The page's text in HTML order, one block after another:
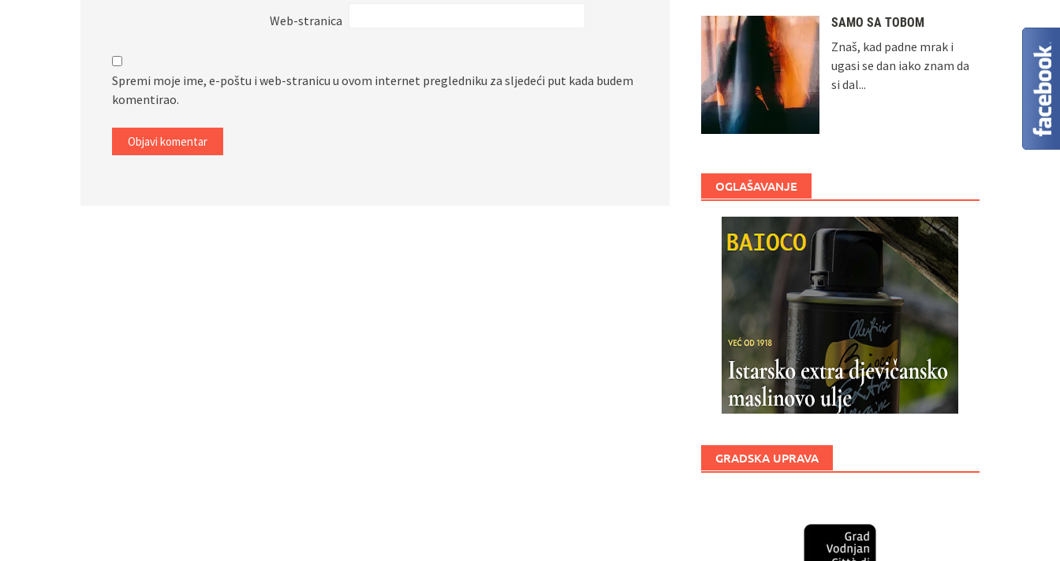
Web-stranica
Spremi moje ime, e-poštu i web-stranicu u ovom internet pregledniku za sljedeći put kada budem
komentirao.
SAMO SA TOBOM
Znaš, kad padne mrak i
ugasi se dan iako znam da
si dal...
OGLAŠAVANJE
GRADSKA UPRAVA